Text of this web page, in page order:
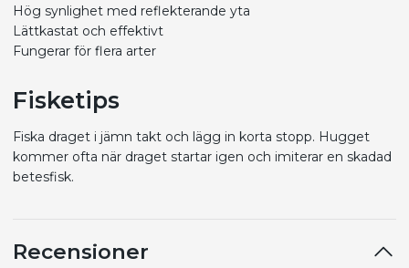
Hög synlighet med reflekterande yta
Lättkastat och effektivt
Fungerar för flera arter
Fisketips
Fiska draget i jämn takt och lägg in korta stopp. Hugget
kommer ofta när draget startar igen och imiterar en skadad
betesfisk.
Recensioner